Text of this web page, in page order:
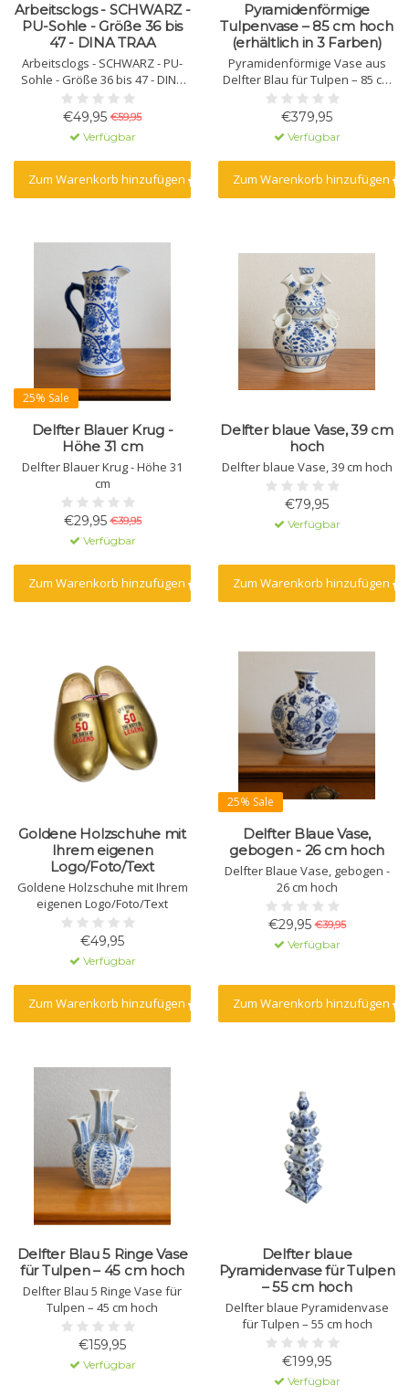
Arbeitsclogs - SCHWARZ -
PU-Sohle - Größe 36 bis
47 - DINA TRAA
Arbeitsclogs - SCHWARZ - PU-
Sohle - Größe 36 bis 47 - DINA
TRAA
€49,95 €59,95
Verfügbar
Zum Warenkorb hinzufügen
Pyramidenförmige
Tulpenvase – 85 cm hoch
(erhältlich in 3 Farben)
Pyramidenförmige Vase aus
Delfter Blau für Tulpen – 85 cm
hoch
€379,95
Verfügbar
Zum Warenkorb hinzufügen
25% Sale
Delfter Blauer Krug -
Höhe 31 cm
Delfter Blauer Krug - Höhe 31
cm
€29,95 €39,95
Verfügbar
Zum Warenkorb hinzufügen
Delfter blaue Vase, 39 cm
hoch
Delfter blaue Vase, 39 cm hoch
€79,95
Verfügbar
Zum Warenkorb hinzufügen
Goldene Holzschuhe mit
Ihrem eigenen
Logo/Foto/Text
Goldene Holzschuhe mit Ihrem
eigenen Logo/Foto/Text
€49,95
Verfügbar
Zum Warenkorb hinzufügen
25% Sale
Delfter Blaue Vase,
gebogen - 26 cm hoch
Delfter Blaue Vase, gebogen -
26 cm hoch
€29,95 €39,95
Verfügbar
Zum Warenkorb hinzufügen
Delfter Blau 5 Ringe Vase
für Tulpen – 45 cm hoch
Delfter Blau 5 Ringe Vase für
Tulpen – 45 cm hoch
€159,95
Verfügbar
Delfter blaue
Pyramidenvase für Tulpen
– 55 cm hoch
Delfter blaue Pyramidenvase
für Tulpen – 55 cm hoch
€199,95
Verfügbar